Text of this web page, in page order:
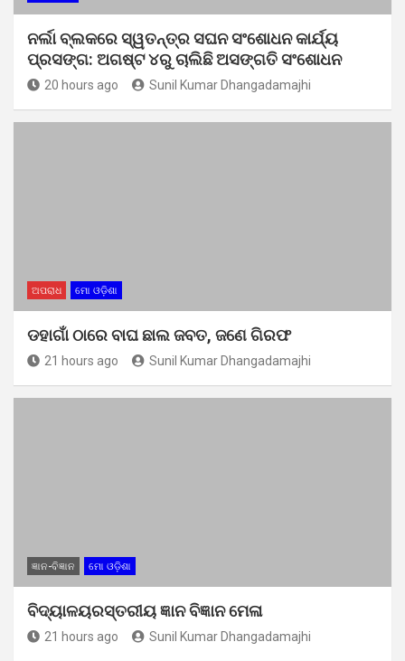
ନର୍ଲା ବ୍ଲକରେ ସ୍ୱତନ୍ତ୍ର ସଘନ ସଂଶୋଧନ କାର୍ଯ୍ୟ
ପ୍ରସଙ୍ଗ: ଅଗଷ୍ଟ ୪ରୁ ଚାଲିଛି ଅସଙ୍ଗତି ସଂଶୋଧନ
20 hours ago Sunil Kumar Dhangadamajhi
ଅପରାଧ ମୋ ଓଡ଼ିଶା
ଡହାଗାଁ ଠାରେ ବାଘ ଛାଲ ଜବତ, ଜଣେ ଗିରଫ
21 hours ago Sunil Kumar Dhangadamajhi
ଜ୍ଞାନ-ବିଜ୍ଞାନ ମୋ ଓଡ଼ିଶା
ବିଦ୍ୟାଳୟରସ୍ତରୀୟ ଜ୍ଞାନ ବିଜ୍ଞାନ ମେଳା
21 hours ago Sunil Kumar Dhangadamajhi